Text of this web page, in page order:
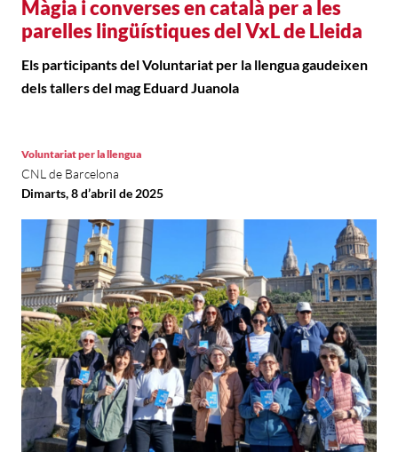
Màgia i converses en català per a les
parelles lingüístiques del VxL de Lleida
Els participants del Voluntariat per la llengua gaudeixen
dels tallers del mag Eduard Juanola
Voluntariat per la llengua
CNL de Barcelona
Dimarts, 8 d’abril de 2025